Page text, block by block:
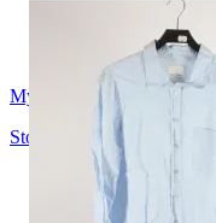
Myrorna
Stockholm
, Sverige